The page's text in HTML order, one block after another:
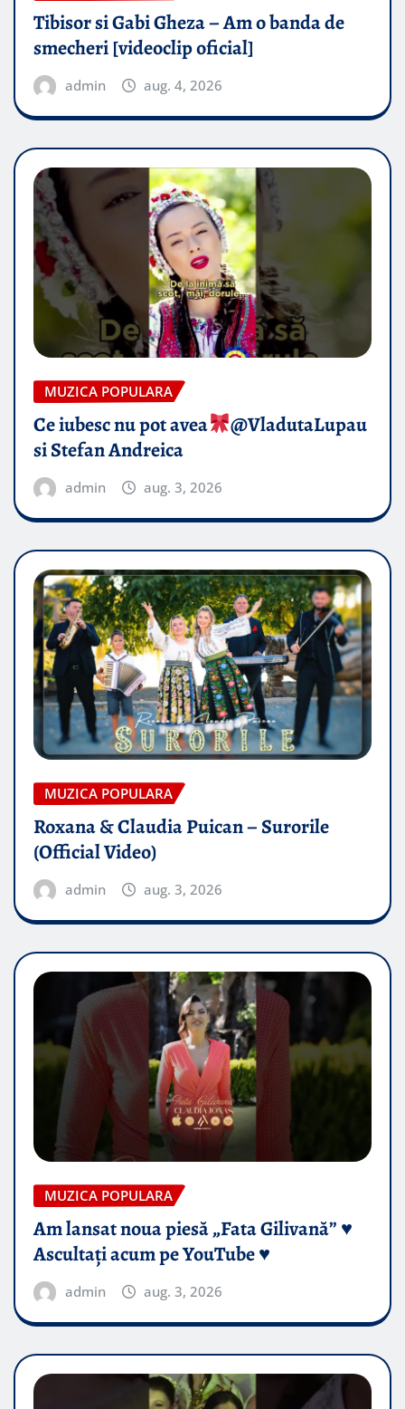
Tibisor si Gabi Gheza – Am o banda de
smecheri [videoclip oficial]
admin aug. 4, 2026
MUZICA POPULARA
Ce iubesc nu pot avea
​@VladutaLupau
si Stefan Andreica
admin aug. 3, 2026
MUZICA POPULARA
Roxana & Claudia Puican – Surorile
(Official Video)
admin aug. 3, 2026
MUZICA POPULARA
Am lansat noua piesă „Fata Gilivană” ♥️
Ascultați acum pe YouTube ♥️
admin aug. 3, 2026